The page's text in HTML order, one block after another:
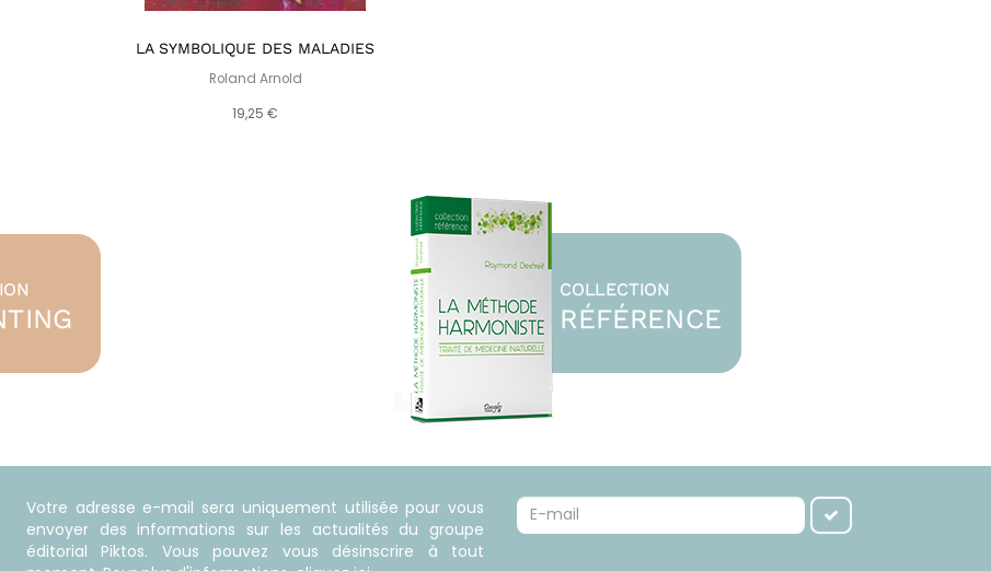
LA SYMBOLIQUE DES MALADIES
Roland Arnold
19,25 €
Votre adresse e-mail sera uniquement utilisée pour vous
envoyer des informations sur les actualités du groupe
éditorial Piktos. Vous pouvez vous désinscrire à tout